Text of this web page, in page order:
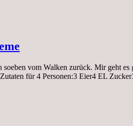
vom Walken zurück. Mir geht
für 4 Personen:3 Eier4 EL